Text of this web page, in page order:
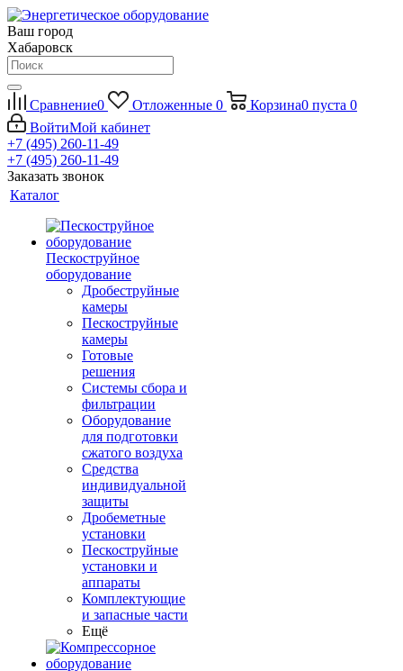
Ваш город
Хабаровск
Сравнение0 Отложенные 0 Корзина0 пуста 0
ВойтиМой кабинет
+7 (495) 260-11-49
+7 (495) 260-11-49
Заказать звонок
Каталог
Пескоструйное
оборудование
Дробеструйные
камеры
Пескоструйные
камеры
Готовые
решения
Системы сбора и
фильтрации
Оборудование
для подготовки
сжатого воздуха
Средства
индивидуальной
защиты
Дробеметные
установки
Пескоструйные
установки и
аппараты
Комплектующие
и запасные части
Ещё